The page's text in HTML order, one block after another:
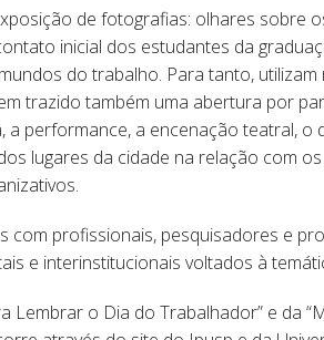
de fotografias: olhares sobre
inicial dos estudantes da
do trabalho. Para tanto,
trazido também uma abertura por
a performance, a encenação teatral,
lugares da cidade na relação com
com profissionais, pesquisadores e
e interinstitucionais voltados à
Lembrar o Dia do Trabalhador” e da